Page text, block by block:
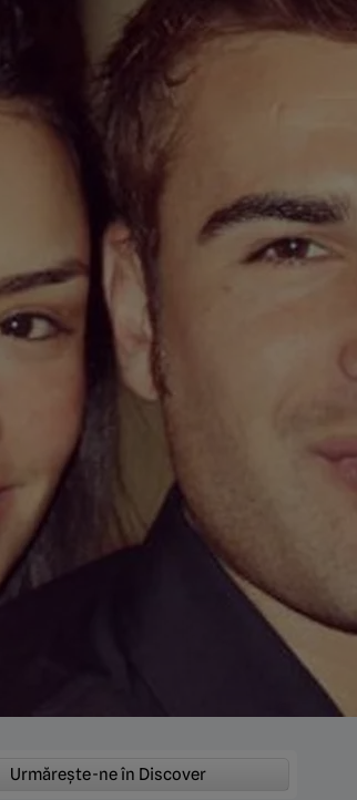
Urmărește-ne în Discover